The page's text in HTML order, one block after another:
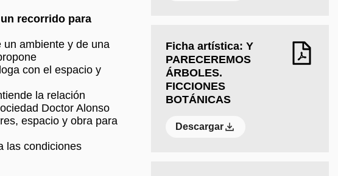
recorrido para
un ambiente y de una
con el espacio y
la relación
Doctor Alonso
espacio y obra para
las condiciones
Ficha artística: Y
PARECEREMOS
ÁRBOLES.
FICCIONES
BOTÁNICAS
Descargar